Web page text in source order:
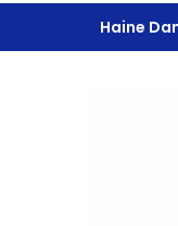
Haine